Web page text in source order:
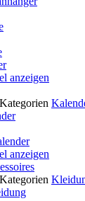
anzeigen
anzeigen